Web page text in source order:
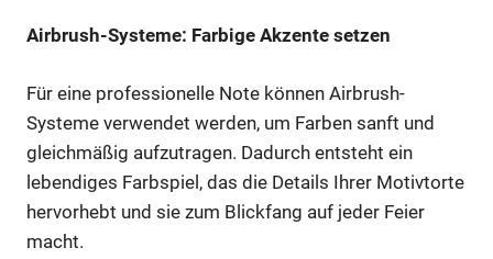
Airbrush-Systeme: Farbige Akzente setzen
Für eine professionelle Note können Airbrush-
Systeme verwendet werden, um Farben sanft und
gleichmäßig aufzutragen. Dadurch entsteht ein
lebendiges Farbspiel, das die Details Ihrer Motivtorte
hervorhebt und sie zum Blickfang auf jeder Feier
macht.